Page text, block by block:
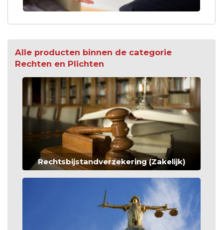
Alle producten binnen de categorie
Rechten en Plichten
Rechtsbijstandverzekering (Zakelijk)